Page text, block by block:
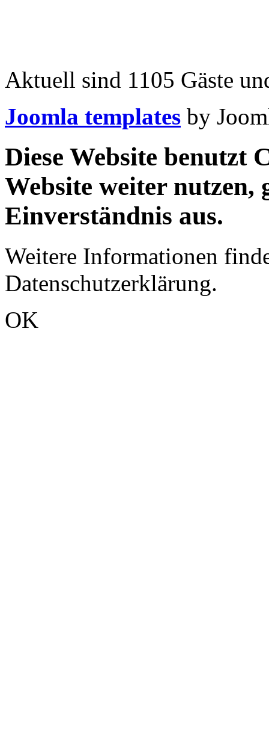
Aktuell sind 1105 Gäste
Joomla templates by
Diese Website benutzt
Website weiter nutzen,
Einverständnis aus.
Weitere Informationen
Datenschutzerklärung.
OK